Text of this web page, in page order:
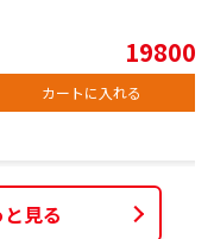
19800
カートに入れる
見る